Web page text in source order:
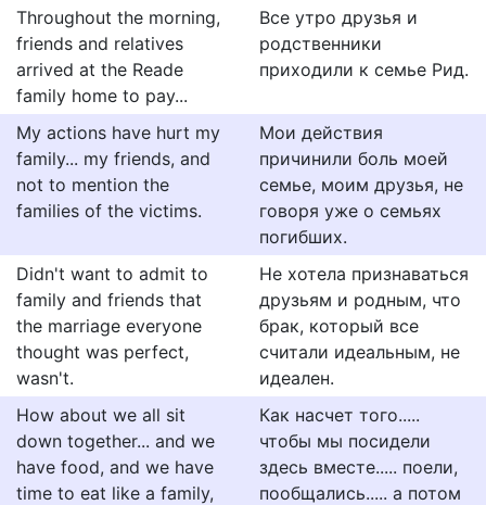
Throughout the morning,
friends and relatives
arrived at the Reade
family home to pay...
Все утро друзья и
родственники
приходили к семье Рид.
My actions have hurt my
family... my friends, and
not to mention the
families of the victims.
Мои действия
причинили боль моей
семье, моим друзья, не
говоря уже о семьях
погибших.
Didn't want to admit to
family and friends that
the marriage everyone
thought was perfect,
wasn't.
Не хотела признаваться
друзьям и родным, что
брак, который все
считали идеальным, не
идеален.
How about we all sit
down together... and we
have food, and we have
time to eat like a family,
Как насчет того.....
чтобы мы посидели
здесь вместе..... поели,
пообщались..... а потом